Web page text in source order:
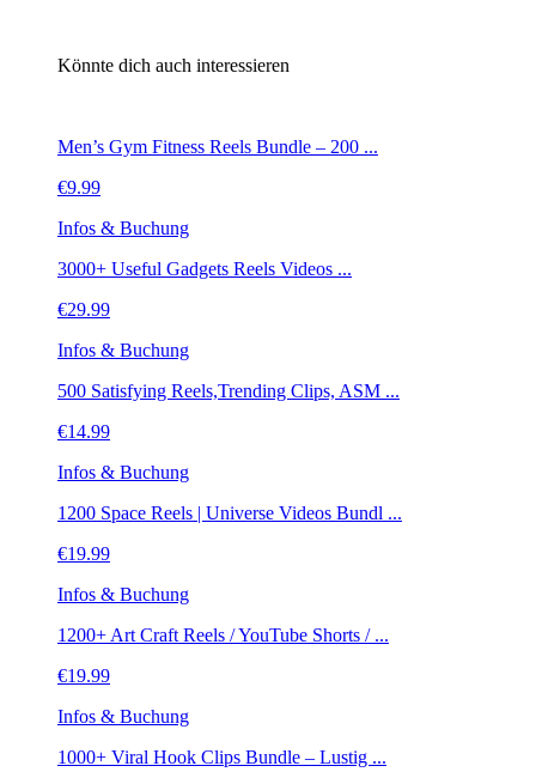
Könnte dich auch interessieren
Men’s Gym Fitness Reels Bundle – 200 ...
€9.99
Infos & Buchung
3000+ Useful Gadgets Reels Videos ...
€29.99
Infos & Buchung
500 Satisfying Reels,Trending Clips, ASM ...
€14.99
Infos & Buchung
1200 Space Reels | Universe Videos Bundl ...
€19.99
Infos & Buchung
1200+ Art Craft Reels / YouTube Shorts / ...
€19.99
Infos & Buchung
1000+ Viral Hook Clips Bundle – Lustig ...